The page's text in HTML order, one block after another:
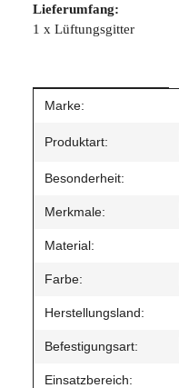
Lieferumfang:
1 x Lüftungsgitter
Produkteigenschaft
Wert
Marke:
Produktart:
Besonderheit:
Merkmale:
Material:
Farbe:
Herstellungsland:
Befestigungsart:
Einsatzbereich: